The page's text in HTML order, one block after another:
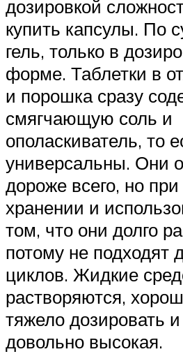
дозировкой
купить капсулы. По
гель, только в
форме. Таблетки в
и порошка сразу
смягчающую соль и
ополаскиватель, то
универсальны. Они
дороже всего, но
хранении и
том, что они долго
потому не подходят
циклов. Жидкие
растворяются,
тяжело дозировать
довольно высокая.